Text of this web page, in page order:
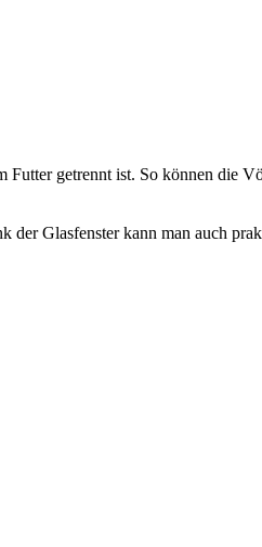
getrennt ist. So können die
Glasfenster kann man auch